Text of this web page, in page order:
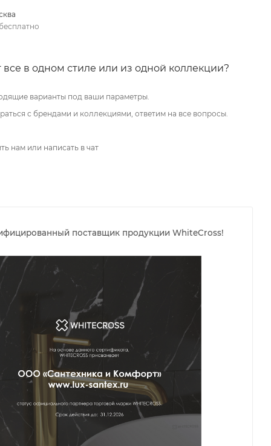
бесплатно
все в одном стиле или из одной коллекции?
варианты под ваши параметры.
с брендами и коллекциями, ответим на все вопросы.
нам или написать в чат
поставщик продукции WhiteCross!